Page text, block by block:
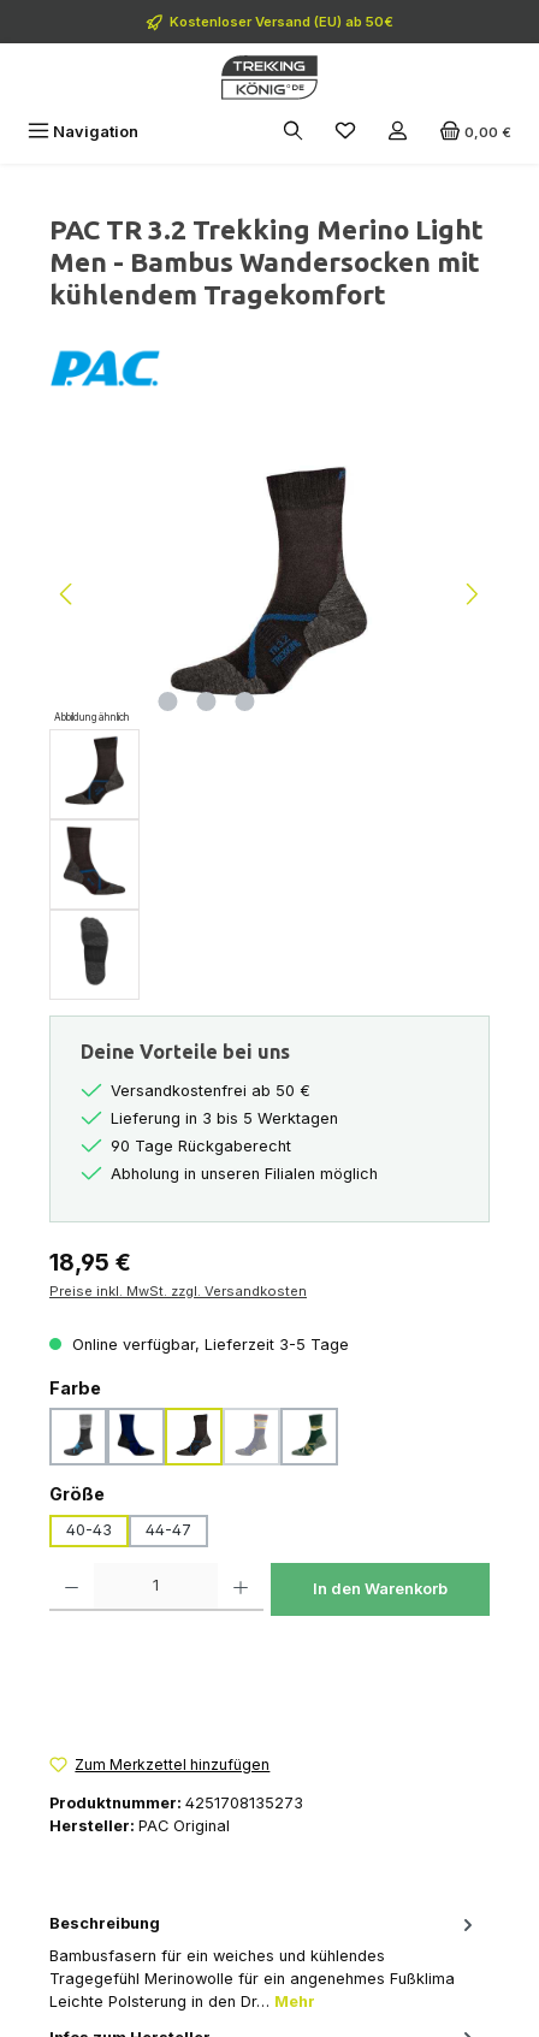
Zum Hauptinhalt springenKostenloser Versand (EU) ab 50€
Navigation 0,00 €
PAC TR 3.2 Trekking Merino Light
Men - Bambus Wandersocken mit
kühlendem Tragekomfort
Abbildung ähnlich
Deine Vorteile bei uns
Versandkostenfrei ab 50 €
Lieferung in 3 bis 5 Werktagen
90 Tage Rückgaberecht
Abholung in unseren Filialen möglich
Regulärer Preis:
18,95 €
Preise inkl. MwSt. zzgl. Versandkosten
Online verfügbar, Lieferzeit 3-5 Tage
Farbeauswählen
grey-mounty
navy anthracite-navy
navy-jakobsweg
(Diese Option ist zurzeit nicht verfügbar.)
anthracite-olive
Größeauswählen
40-43 44-47
In den Warenkorb
Zum Merkzettel hinzufügen
Produktnummer: 4251708135273
Hersteller: PAC Original
Beschreibung
Bambusfasern für ein weiches und kühlendes
Tragegefühl Merinowolle für ein angenehmes Fußklima
Leichte Polsterung in den Dr… Mehr